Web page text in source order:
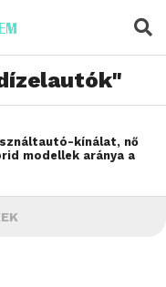
kínálat, nő
modellek aránya a